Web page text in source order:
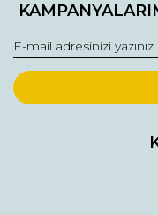
Görüş ve önerileriniz
Ürün resmi
Ürün
Ürün fiyatı diğer